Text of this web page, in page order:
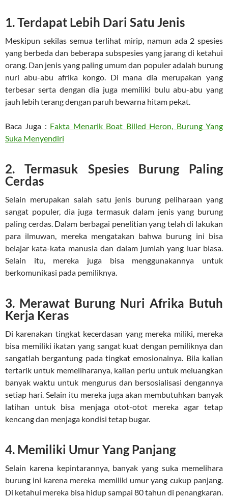
1. Terdapat Lebih Dari Satu Jenis
Meskipun sekilas semua terlihat mirip, namun ada 2 spesies
yang berbeda dan beberapa subspesies yang jarang di ketahui
orang. Dan jenis yang paling umum dan populer adalah burung
nuri abu-abu afrika kongo. Di mana dia merupakan yang
terbesar serta dengan dia juga memiliki bulu abu-abu yang
jauh lebih terang dengan paruh bewarna hitam pekat.
Baca Juga : Fakta Menarik Boat Billed Heron, Burung Yang
Suka Menyendiri
2. Termasuk Spesies Burung Paling
Cerdas
Selain merupakan salah satu jenis burung peliharaan yang
sangat populer, dia juga termasuk dalam jenis yang burung
paling cerdas. Dalam berbagai penelitian yang telah di lakukan
para ilmuwan, mereka mengatakan bahwa burung ini bisa
belajar kata-kata manusia dan dalam jumlah yang luar biasa.
Selain itu, mereka juga bisa menggunakannya untuk
berkomunikasi pada pemiliknya.
3. Merawat Burung Nuri Afrika Butuh
Kerja Keras
Di karenakan tingkat kecerdasan yang mereka miliki, mereka
bisa memiliki ikatan yang sangat kuat dengan pemiliknya dan
sangatlah bergantung pada tingkat emosionalnya. Bila kalian
tertarik untuk memeliharanya, kalian perlu untuk meluangkan
banyak waktu untuk mengurus dan bersosialisasi dengannya
setiap hari. Selain itu mereka juga akan membutuhkan banyak
latihan untuk bisa menjaga otot-otot mereka agar tetap
kencang dan menjaga kondisi tetap bugar.
4. Memiliki Umur Yang Panjang
Selain karena kepintarannya, banyak yang suka memelihara
burung ini karena mereka memiliki umur yang cukup panjang.
Di ketahui mereka bisa hidup sampai 80 tahun di penangkaran.